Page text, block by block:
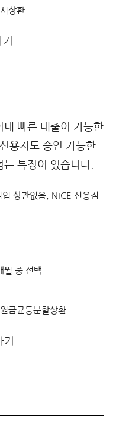
상환
내 빠른 대출이 가능한
용자도 승인 가능한
특징이 있습니다.
상관없음, NICE 신용점
중 선택
금균등분할상환